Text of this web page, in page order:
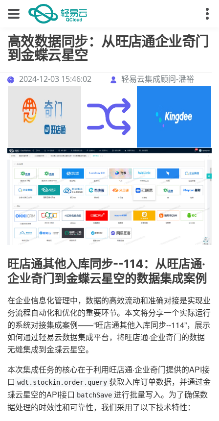
高效数据同步：从旺店通企业奇门
到金蝶云星空
2024-12-03 15:46:02 轻易云集成顾问-潘裕
旺店通其他入库同步--114：从旺店通·
企业奇门到金蝶云星空的数据集成案例
在企业信息化管理中，数据的高效流动和准确对接是实现业
务流程自动化和优化的重要环节。本文将分享一个实际运行
的系统对接集成案例——“旺店通其他入库同步--114”，展示
如何通过轻易云数据集成平台，将旺店通·企业奇门的数据
无缝集成到金蝶云星空。
本次集成任务的核心在于利用旺店通·企业奇门提供的API接
口 wdt.stockin.order.query 获取入库订单数据，并通过金
蝶云星空的API接口 batchSave 进行批量写入。为了确保数
据处理的时效性和可靠性，我们采用了以下技术特性：